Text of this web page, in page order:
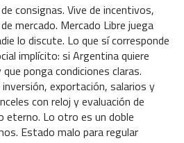
consignas. Vive de incentivos,
mercado. Mercado Libre juega
lo discute. Lo que sí corresponde
implícito: si Argentina quiere
ponga condiciones claras.
exportación, salarios y
con reloj y evaluación de
eterno. Lo otro es un doble
Estado malo para regular